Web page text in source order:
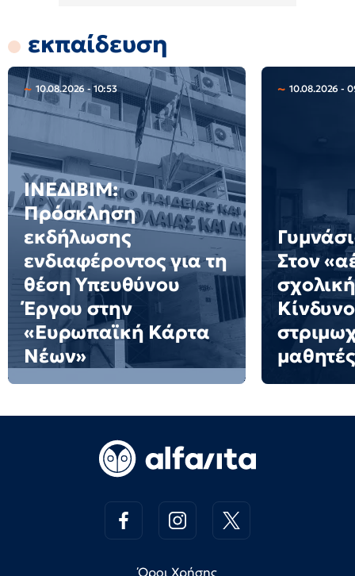
εκπαίδευση
10.08.2026 - 10:53
ΙΝΕΔΙΒΙΜ:
Πρόσκληση
εκδήλωσης
ενδιαφέροντος για τη
θέση Υπευθύνου
Έργου στην
«Ευρωπαϊκή Κάρτα
Νέων»
10.08.2026 -
Στον
Όροι Χρήσης